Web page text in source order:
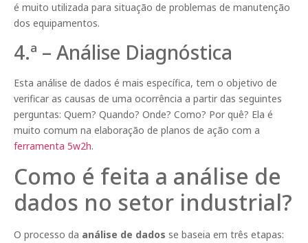
é muito utilizada para situação de problemas de manutenção
dos equipamentos.
4.ª – Análise Diagnóstica
Esta análise de dados é mais específica, tem o objetivo de
verificar as causas de uma ocorrência a partir das seguintes
perguntas: Quem? Quando? Onde? Como? Por quê? Ela é
muito comum na elaboração de planos de ação com a
ferramenta 5w2h.
Como é feita a análise de
dados no setor industrial?
O processo da análise de dados se baseia em três etapas: